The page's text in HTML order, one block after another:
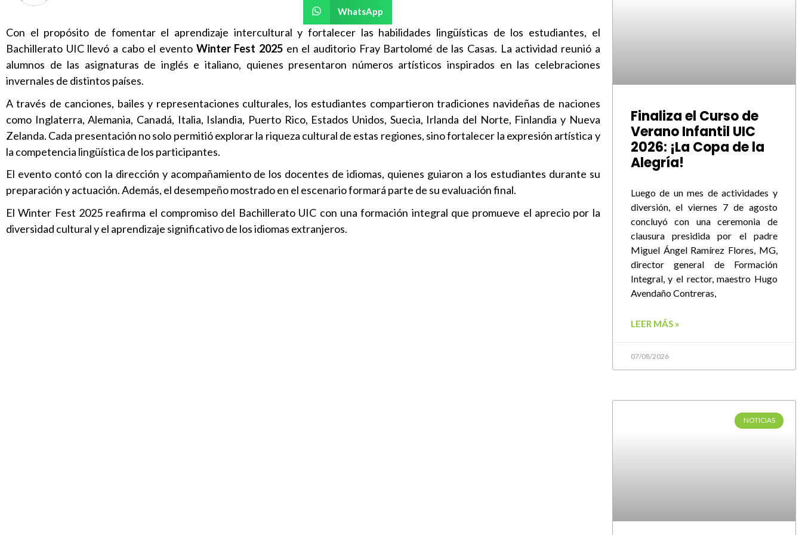
WhatsApp
Con el propósito de fomentar el aprendizaje intercultural y fortalecer las habilidades lingüísticas de los estudiantes, el
Bachillerato UIC llevó a cabo el evento Winter Fest 2025en el auditorio Fray Bartolomé de las Casas. La actividad reunió a
alumnos de las asignaturas de inglés e italiano, quienes presentaron números artísticos inspirados en las celebraciones
invernales de distintos países.
A través de canciones, bailes y representaciones culturales, los estudiantes compartieron tradiciones navideñas de naciones
como Inglaterra, Alemania, Canadá, Italia, Islandia, Puerto Rico, Estados Unidos, Suecia, Irlanda del Norte, Finlandia y Nueva
Zelanda. Cada presentación no solo permitió explorar la riqueza cultural de estas regiones, sino fortalecer la expresión artística y
la competencia lingüística de los participantes.
El evento contó con la dirección y acompañamiento de los docentes de idiomas, quienes guiaron a los estudiantes durante su
preparación y actuación. Además, el desempeño mostrado en el escenario formará parte de su evaluación final.
El Winter Fest 2025 reafirma el compromiso del Bachillerato UIC con una formación integral que promueve el aprecio por la
diversidad cultural y el aprendizaje significativo de los idiomas extranjeros.
Finaliza el Curso de
Verano Infantil UIC
2026: ¡La Copa de la
Alegría!
Luego de un mes de actividades y
diversión, el viernes 7 de agosto
concluyó con una ceremonia de
clausura presidida por el padre
Miguel Ángel Ramírez Flores, MG,
director general de Formación
Integral, y el rector, maestro Hugo
Avendaño Contreras,
LEER MÁS »
07/08/2026
NOTICIAS